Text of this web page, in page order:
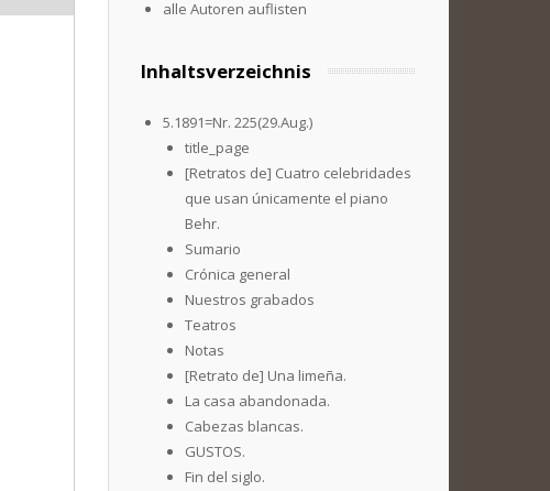
alle Autoren auflisten
Inhaltsverzeichnis
5.1891=Nr. 225(29.Aug.)
title_page
[Retratos de] Cuatro celebridades
que usan únicamente el piano
Behr.
Sumario
Crónica general
Nuestros grabados
Teatros
Notas
[Retrato de] Una limeña.
La casa abandonada.
Cabezas blancas.
GUSTOS.
Fin del siglo.